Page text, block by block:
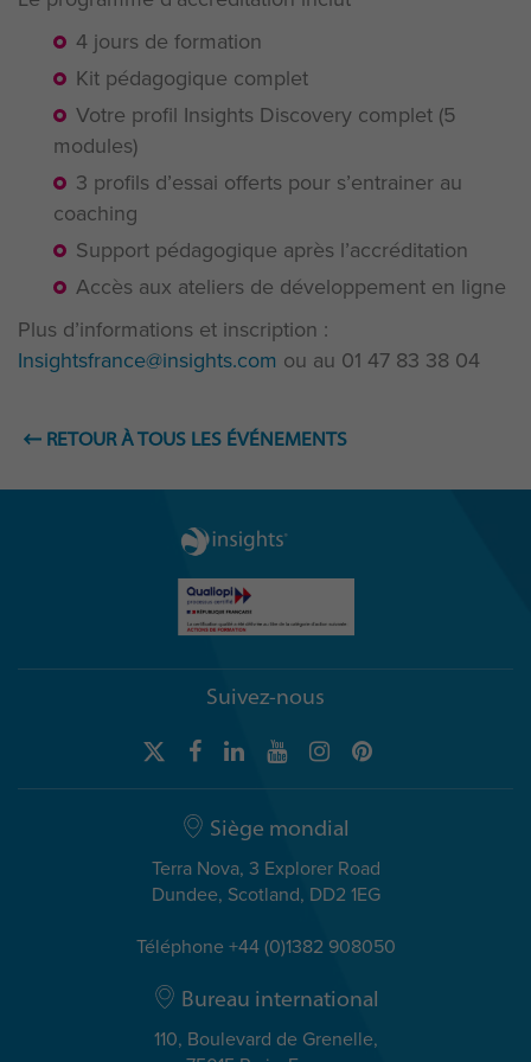
4 jours de formation
Kit pédagogique complet
Votre profil Insights Discovery complet (5
modules)
3 profils d’essai offerts pour s’entrainer au
coaching
Support pédagogique après l’accréditation
Accès aux ateliers de développement en ligne
Plus d’informations et inscription :
Insightsfrance@insights.com ou au 01 47 83 38 04
RETOUR À TOUS LES ÉVÉNEMENTS
Suivez-nous
Siège mondial
Terra Nova, 3 Explorer Road
Dundee, Scotland, DD2 1EG
Téléphone +44 (0)1382 908050
Bureau international
110, Boulevard de Grenelle,